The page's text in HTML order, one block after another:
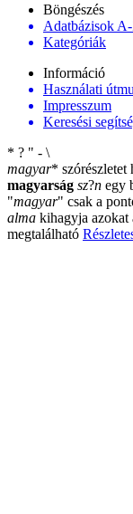
Böngészés
Adatbázisok
Kategóriák
Információ
Használati
Impresszum
Keresési
* ? " - \
magyar* szórészletet
magyarság sz?n egy
"magyar" csak a
alma kihagyja azokat
megtalálható